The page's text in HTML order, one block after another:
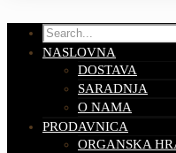
NASLOVNA
DOSTAVA
SARADNJA
O NAMA
PRODAVNICA
ORGANSKA